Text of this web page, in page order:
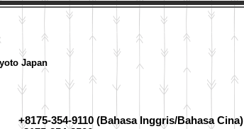
Japan
+8175-354-9110 (Bahasa Inggris/Bahasa Cina)